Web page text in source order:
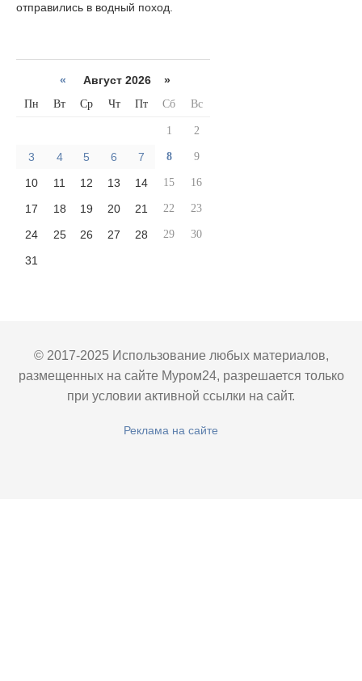
отправились в водный поход.
« Август 2026 »
Пн Вт Ср Чт Пт Сб Вс
1 2
3 4 5 6 7 8 9
10 11 12 13 14 15 16
17 18 19 20 21 22 23
24 25 26 27 28 29 30
31
© 2017-2025 Использование любых материалов,
размещенных на сайте Муром24, разрешается только
при условии активной ссылки на сайт.
Реклама на сайте